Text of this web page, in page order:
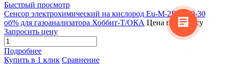
Быстрый просмотр
Сенсор электрохимический на кислород Eu-M-2Е-O2 0-30
об% для газоанализатора Хоббит-Т/ОКА Цена по запросу
Запросить цену
Подробнее
Купить в 1 клик Сравнение